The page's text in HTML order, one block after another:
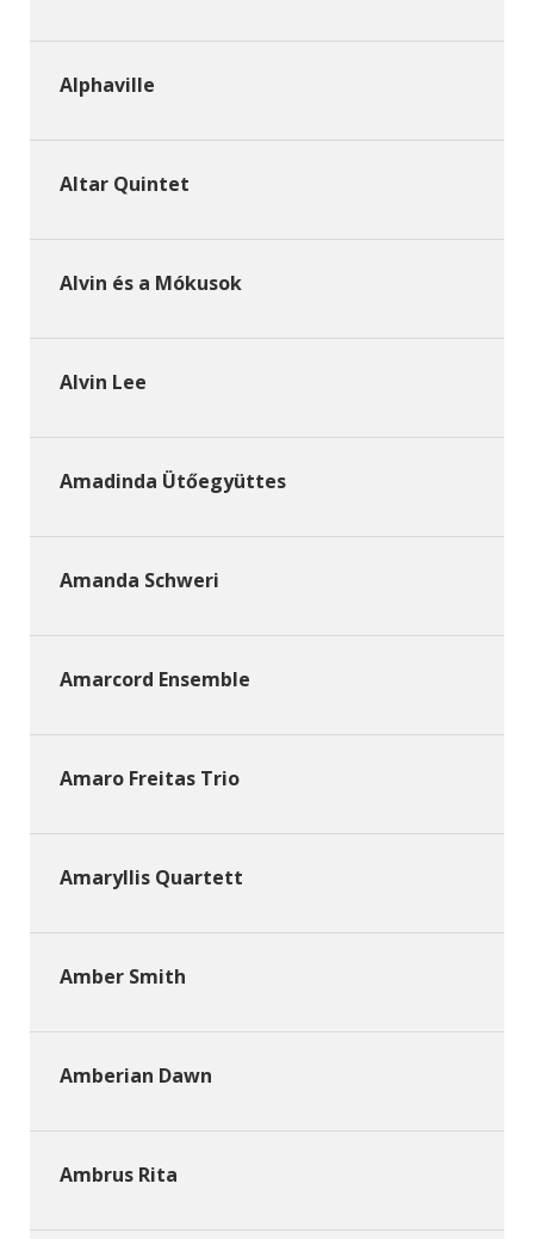
Alphaville
Altar Quintet
Alvin és a Mókusok
Alvin Lee
Amadinda Ütőegyüttes
Amanda Schweri
Amarcord Ensemble
Amaro Freitas Trio
Amaryllis Quartett
Amber Smith
Amberian Dawn
Ambrus Rita